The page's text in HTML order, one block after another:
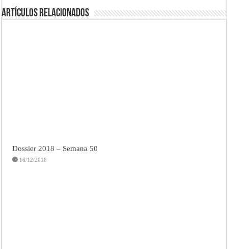
Artículos Relacionados
Dossier 2018 – Semana 50
16/12/2018